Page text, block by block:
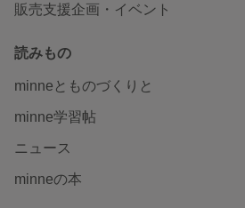
販売支援企画・イベント
読みもの
minneとものづくりと
minne学習帖
ニュース
minneの本